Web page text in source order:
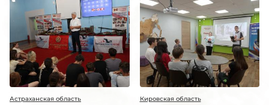
Астраханская область Кировская область